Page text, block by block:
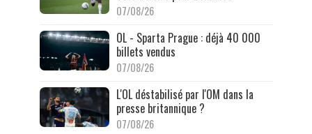
07/08/26
OL - Sparta Prague : déjà 40 000
billets vendus
07/08/26
L'OL déstabilisé par l'OM dans la
presse britannique ?
07/08/26